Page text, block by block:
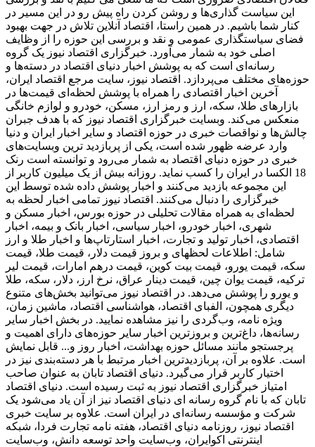
این سیاست گذاری‌ها و روشن کردن راه پیش رو در این مسیر در
کنار شما باشیم. در همین راستا، اقتصاد آنلاین تلاش در جهت بهبود
فضای سیاستگذاری عمومی و نقد و بررسی این حوزه را از وظایف
اصلی خود به شمار می‌آورد. خبرگزاری اقتصاد نیوز یک گروه
رسانه‌ای است که به پوشش اخبار دنیای اقتصاد در دسته‌ها و
حوزه‌های مختلف می‌پردازد. اقتصاد نیوز، سایت مرجع اقتصاد ایران،
آخرین اخبار اقتصادی را همراه با پوشش لحظه‌ای قیمت‌ها در
بازارهای طلا، سکه، ارز و رمز ارز، مسکن، خودرو و لوازم خانگی
منعکس می‌کند. وبسایت خبرگزاری اقتصاد نیوز که با هدف جبران
چالش‌ها و نواقصات خبری در حوزه اقتصاد و سایر اخبار ایران و دنیا
وارد عرضه ظهور شده است، یکی از پربازدید ترین وبسایت‌های
خبری در حوزه دنیای اقتصاد به شمار می‌رود و توانسته است رنک
18 الکسا در ایران را کسب نماید. روزانه بیش از یک میلیون کاربر از
این مجموعه بازدید می‌کنند و اخبار پوشش داده شده توسط این
خبرگزاری را دنبال می‌کنند. اقتصاد نیوز تمامی اخبار لحظه به
لحظه‌ای به همراه مقالات تحلیلی در حوزه بورس، اخبار مسکن و
شهری، اخبار خودرو، اخبار سیاسی، اخبار بانک و بیمه، اخبار
اقتصادی، اخبار تولید و تجارت، اخبار استارتاپ‌ها و اخبار طلا و ارز
شامل: اطلاعات لحظهای و بروز قیمت دلار، قیمت طلا، قیمت
سکه، قیمت یورو، قیمت بیت کوین، قیمت درهم امارات، قیمت لیر
ترکیه، قیمت یوان چین، قیمت دینار عراق، نرخ ارز، دلار، سکه، طلا
و یورو را پوشش می‌دهد. در اقتصاد نیوز می‌توانید بخش‌های متنوع
دیگری همچون، الفبای اقتصاد، هواشناسی اقتصاد، ماشین زمان،
ویژه نامه، وب‌گردی را نیز مشاهده نمایید. در بخش اخبار سایر
رسانه‌ها، داغ‌ترین و بروزترین اخبار سایر حوزه‌های دارای اهمیت و
پرجستجو مانند مسائل حوزه بهداشت، اخبار روز و... قابل نمایش
است. علاوه بر آن، پربازدیدترین اخبار مرتبط با هر دسته‌بندی نیز در
اختیار کاربر قرار می‌گیرد. دنیای اقتصاد تابان به عنوان صاحب
امتیاز خبرگزاری اقتصاد نیوز به ثبت رسیده است. دنیای اقتصاد
تابان که با نام گروه رسانه ای دنیای اقتصاد نیز از آن یاد می‌شود یک
شرکت و مؤسسه رسانه‌ای در ایران است. علاوه بر سایت خبری
اقتصاد نیوز، روزنامه دنیای اقتصاد، هفته ‌نامه تجارت فردا، شبکه
اینترنتی اکوایران، وب‌سایت واحد توسعه دانش، وب‌سایت